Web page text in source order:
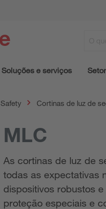
Soluções e serviços
Safety Cortinas de luz de
MLC
As cortinas de luz de
todas as expectativas
dispositivos robustos
proteção especiais e